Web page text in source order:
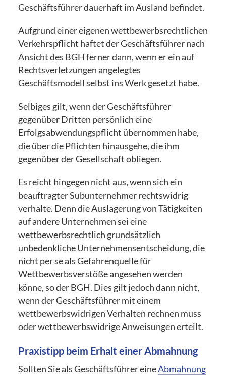
Geschäftsführer dauerhaft im Ausland befindet.
Aufgrund einer eigenen wettbewerbsrechtlichen
Verkehrspflicht haftet der Geschäftsführer nach
Ansicht des BGH ferner dann, wenn er ein auf
Rechtsverletzungen angelegtes
Geschäftsmodell selbst ins Werk gesetzt habe.
Selbiges gilt, wenn der Geschäftsführer
gegenüber Dritten persönlich eine
Erfolgsabwendungspflicht übernommen habe,
die über die Pflichten hinausgehe, die ihm
gegenüber der Gesellschaft obliegen.
Es reicht hingegen nicht aus, wenn sich ein
beauftragter Subunternehmer rechtswidrig
verhalte. Denn die Auslagerung von Tätigkeiten
auf andere Unternehmen sei eine
wettbewerbsrechtlich grundsätzlich
unbedenkliche Unternehmensentscheidung, die
nicht per se als Gefahrenquelle für
Wettbewerbsverstöße angesehen werden
könne, so der BGH. Dies gilt jedoch dann nicht,
wenn der Geschäftsführer mit einem
wettbewerbswidrigen Verhalten rechnen muss
oder wettbewerbswidrige Anweisungen erteilt.
Praxistipp beim Erhalt einer Abmahnung
Sollten Sie als Geschäftsführer eineAbmahnung